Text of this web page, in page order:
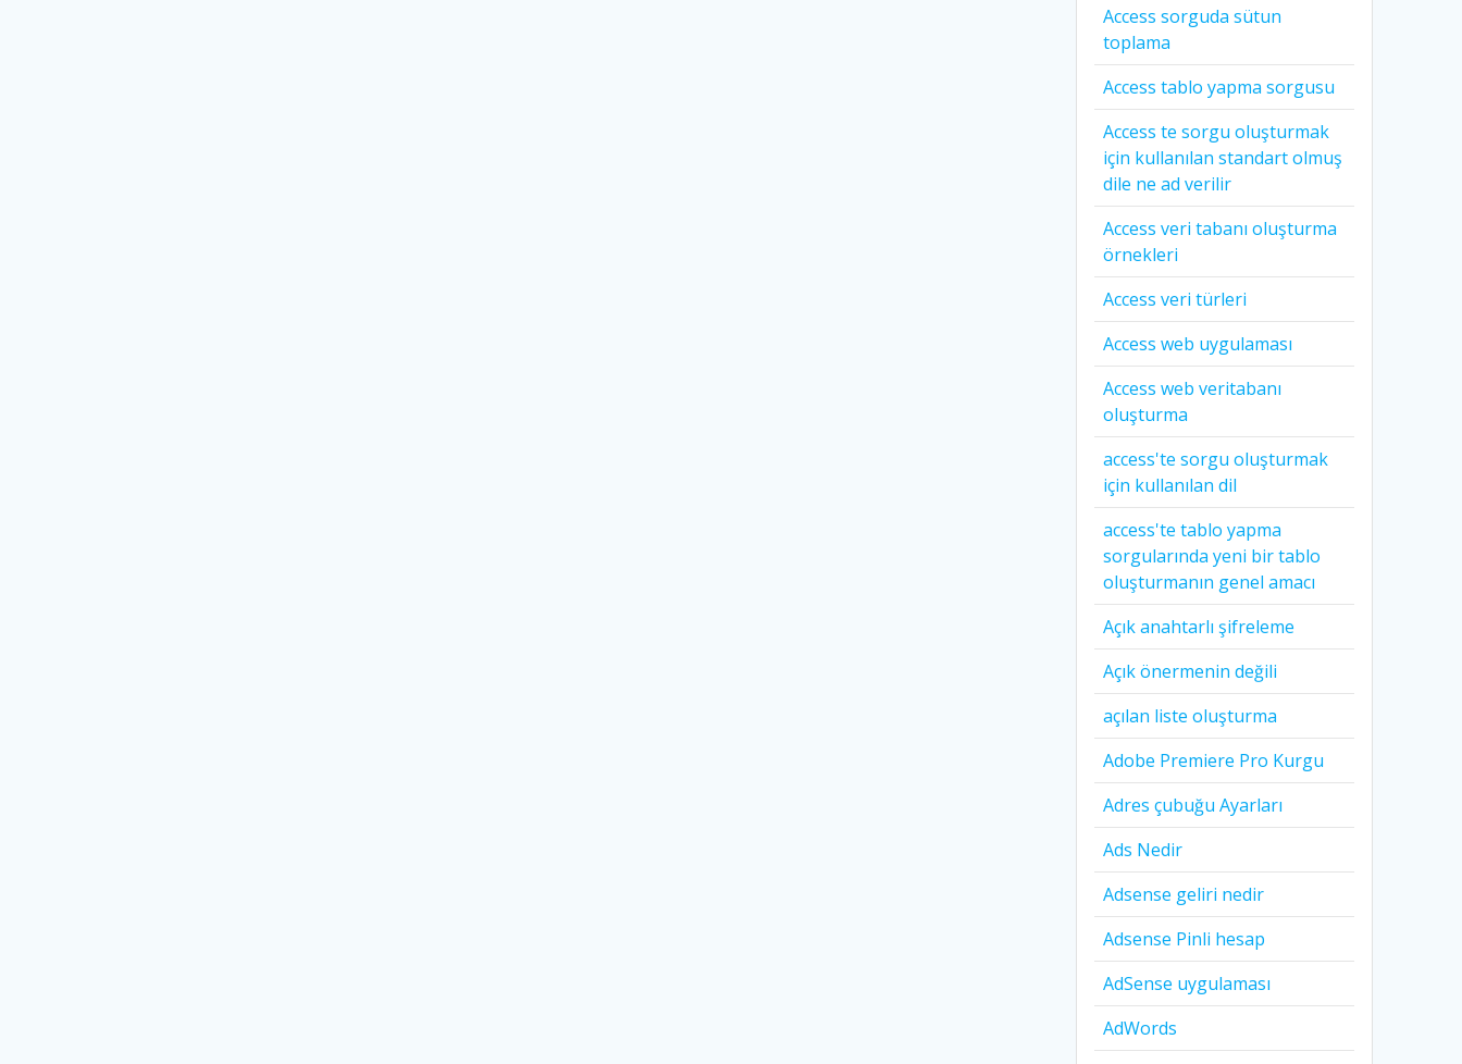
Access sorguda sütun
toplama
Access tablo yapma sorgusu
Access te sorgu oluşturmak
için kullanılan standart olmuş
dile ne ad verilir
Access veri tabanı oluşturma
örnekleri
Access veri türleri
Access web uygulaması
Access web veritabanı
oluşturma
access'te sorgu oluşturmak
için kullanılan dil
access'te tablo yapma
sorgularında yeni bir tablo
oluşturmanın genel amacı
Açık anahtarlı şifreleme
Açık önermenin değili
açılan liste oluşturma
Adobe Premiere Pro Kurgu
Adres çubuğu Ayarları
Ads Nedir
Adsense geliri nedir
Adsense Pinli hesap
AdSense uygulaması
AdWords